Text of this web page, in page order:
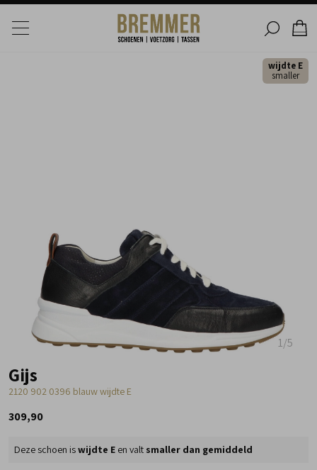
1/5
wijdte E
smaller
Gijs
2120 902 0396 blauw wijdte E
309,90
Deze schoen iswijdte E en valt smaller dan gemiddeld